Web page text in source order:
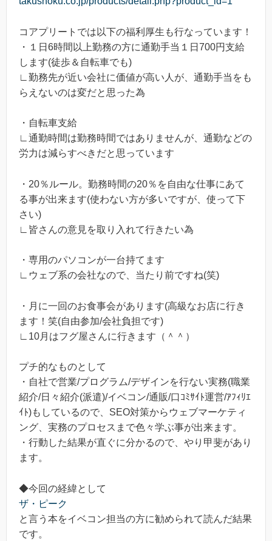
コアプリートでは以下の福利厚生も行なっています！
・１日6時間以上勤務の方に通勤手当１日700円支給
します(徒歩＆自転車でも)
∟勤務先が近い会社に価値が高い人が、通勤手当をも
らえないのは変だと思った為
・自転車支給
∟通勤時間は勤務時間ではありませんが、通勤などの
労力は減らすべきだと思っています
・20％ルール。勤務時間の20％を自由な仕事にあて
る事が出来ます(使わない方が多いですが、使って下
さい)
∟皆さんの意見を取り入れて行きたい為
・専用のパソコンが一台持てます
∟ウェブ系の会社なので、当たり前ですね(笑)
・月に一回のお食事会があります(高級なお店に行き
ます！笑(自由参加/会社負担です)
∟10月はフグ屋さんに行きます（＾＾）
プチ的なものとして
・自社で営業/プログラム/デザインを行ない実務(職業
紹介/日々紹介(派遣)/イベコン/通販/口ｺﾐｻｲﾄ運営/ｱﾌｨﾘｴ
ｲﾄ)もしているので、SEO対策からウェブマーケティ
ング、実務のプロセスまで色々学ぶ事が出来ます。
・行動した結果が直ぐに分かるので、やり甲斐があり
ます。
◆今回の経緯として
ザ・ピーク
と言う本をイベコン担当の方に勧められて読んだ結果
です。